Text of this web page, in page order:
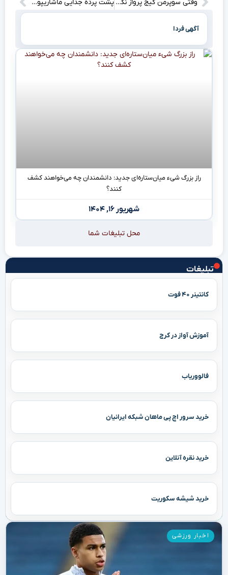
تبلیغات
کانتینر ۴۰ فوت
آموزش آواز در کرج
فالووریاب
خرید سرور اچ پی ماهان شبکه ایرانیان
خرید نقره آنلاین
خرید شیشه سکوریت
اخبار ورزشی
وقتی سوپرمن کیج پرواز نکرد: معمای بزرگ‌ترین فیلم ابرقهرمانی که هرگز ساخته نشد!” پشت پرده جدایی ماشاریپوف از استقلال: شوک نقل و انتقالاتی یا یک خداحافظی اجباری؟”
آگهی فردا
راز بزرگ شیء میان‌ستاره‌ای جدید: دانشمندان چه می‌خواهند کشف
کنند؟
شهریور ۱۶, ۱۴۰۴
محل تبلیغات شما